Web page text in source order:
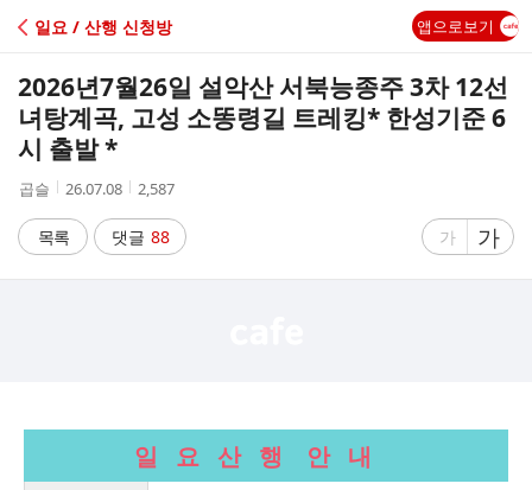
C
A
일요 / 산행 신청방 앱으로보기
2026년7월26일 설악산 서북능종주 3차 12선
녀탕계곡, 고성 소똥령길 트레킹* 한성기준 6
시 출발 *
작
자
곱슬
작
시
간
26.07.08
조
수
2,587
목록 댓글 88
글
가
글
자
가
일 요 산 행 안 내